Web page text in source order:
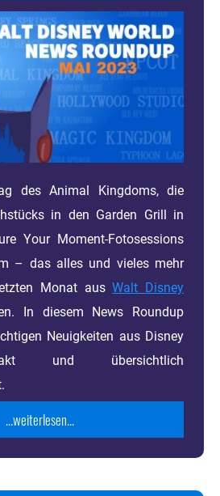
des Animal Kingdoms, die
in den Garden Grill in
Your Moment-Fotosessions
– das alles und vieles mehr
Monat ausWalt Disney
In diesem News Roundup
Neuigkeiten aus Disney
und übersichtlich
...weiterlesen...